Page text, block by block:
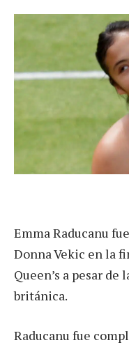
Emma Raducanu
Donna Vekic en la
Queen’s a pesar
británica.
Raducanu fue